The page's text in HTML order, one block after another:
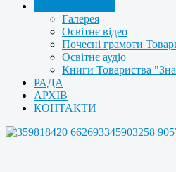
Галерея
Освітнє відео
Почесні грамоти
Освітнє аудіо
Книги Товариства
РАДА
АРХІВ
КОНТАКТИ